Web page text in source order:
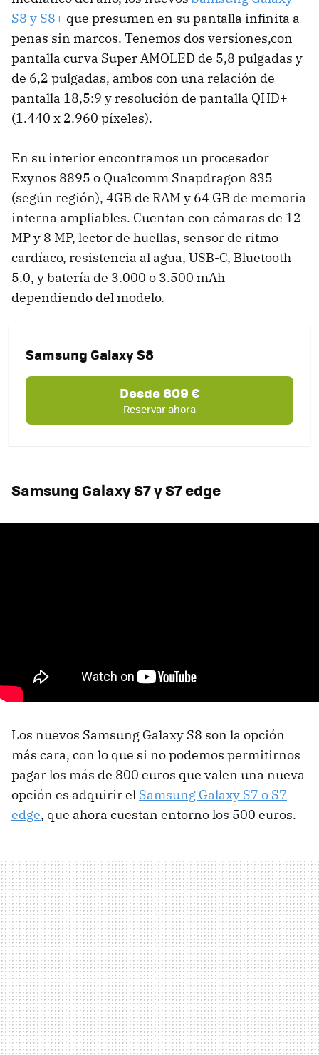
S8 y S8+ que presumen en su pantalla infinita a
penas sin marcos. Tenemos dos versiones,con
pantalla curva Super AMOLED de 5,8 pulgadas y
de 6,2 pulgadas, ambos con una relación de
pantalla 18,5:9 y resolución de pantalla QHD+
(1.440 x 2.960 píxeles).
En su interior encontramos un procesador
Exynos 8895 o Qualcomm Snapdragon 835
(según región), 4GB de RAM y 64 GB de memoria
interna ampliables. Cuentan con cámaras de 12
MP y 8 MP, lector de huellas, sensor de ritmo
cardíaco, resistencia al agua, USB-C, Bluetooth
5.0, y batería de 3.000 o 3.500 mAh
dependiendo del modelo.
Samsung Galaxy S8
Desde 809 €
Reservar ahora
Samsung Galaxy S7 y S7 edge
Los nuevos Samsung Galaxy S8 son la opción
más cara, con lo que si no podemos permitirnos
pagar los más de 800 euros que valen una nueva
opción es adquirir el Samsung Galaxy S7 o S7
edge, que ahora cuestan entorno los 500 euros.